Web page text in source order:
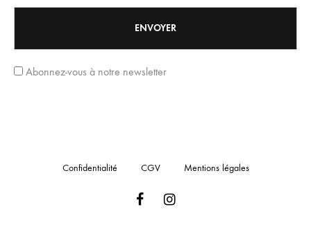
Abonnez-vous à notre newsletter
Confidentialité CGV Mentions légales
FacebookInstagram